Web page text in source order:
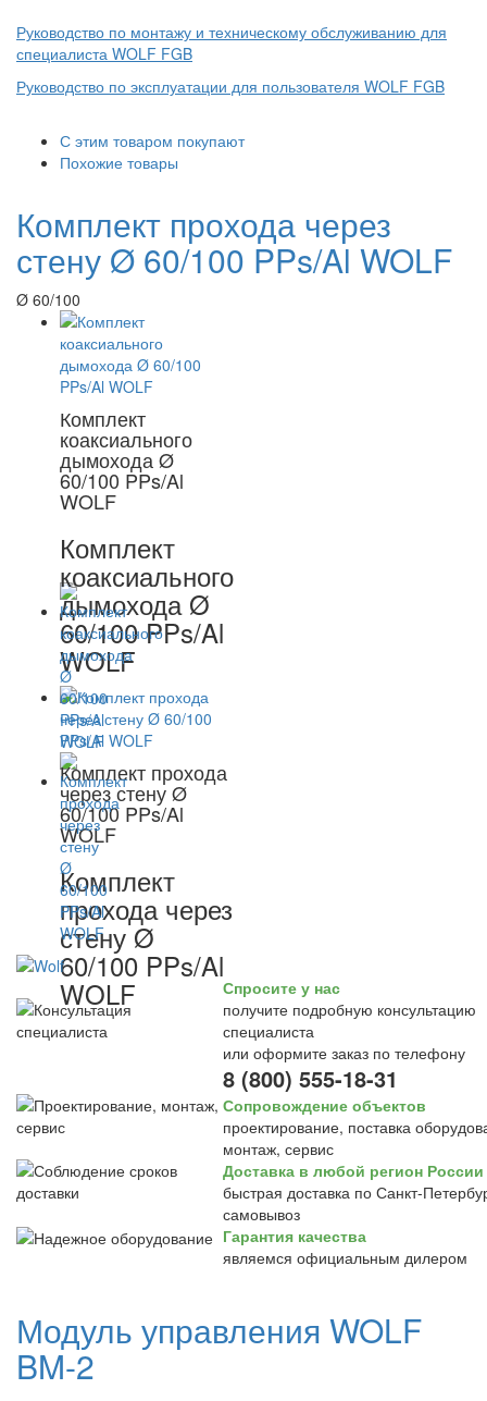
Руководство по монтажу и техническому обслуживанию для
специалиста WOLF FGB
Руководство по эксплуатации для пользователя WOLF FGB
С этим товаром покупают
Похожие товары
Комплект прохода через
стену Ø 60/100 PPs/Al WOLF
Ø 60/100
Комплект
коаксиального
дымохода Ø
60/100 PPs/Al
WOLF
Комплект
коаксиального
дымохода Ø
60/100 PPs/Al
WOLF
Комплект прохода
через стену Ø
60/100 PPs/Al
WOLF
Комплект
прохода через
стену Ø
60/100 PPs/Al
WOLF
Спросите у нас
получите подробную консультацию
специалиста
или оформите заказ по телефону
8 (800) 555-18-31
Сопровождение объектов
проектирование, поставка
монтаж, сервис
Доставка в любой регион России
быстрая доставка по Санкт-
самовывоз
Гарантия качества
являемся официальным дилером
Модуль управления WOLF
BM-2